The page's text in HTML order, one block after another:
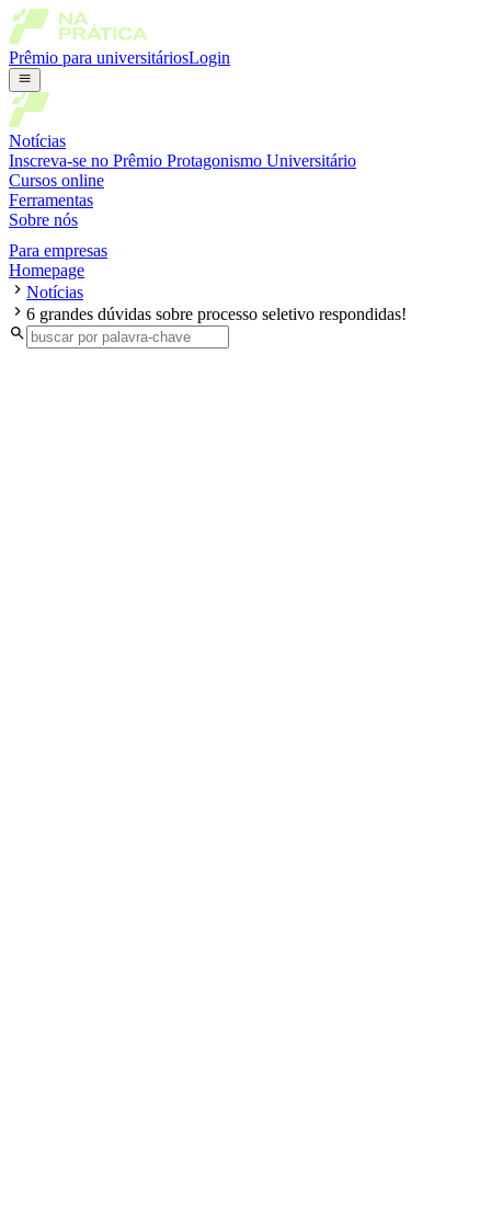
Prêmio para universitáriosLogin
Notícias
Inscreva-se no Prêmio Protagonismo Universitário
Cursos online
Ferramentas
Sobre nós
Para empresas
Homepage
Notícias
6 grandes dúvidas sobre processo seletivo respondidas!